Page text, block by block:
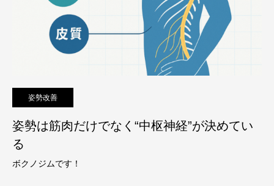
姿勢改善
姿勢は筋肉だけでなく“中枢神経”が決めてい
る
ボクノジムです！